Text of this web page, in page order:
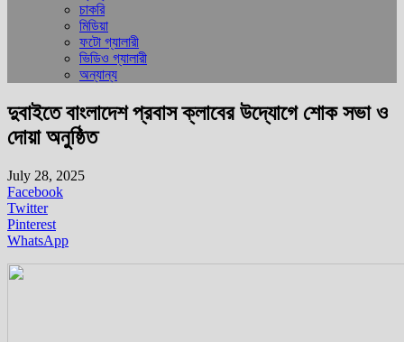
চাকরি
মিডিয়া
ফটো গ্যালারী
ভিডিও গ্যালারী
অন্যান্য
দুবাইতে বাংলাদেশ প্রবাস ক্লাবের উদ্যোগে শোক সভা ও
দোয়া অনুষ্ঠিত
July 28, 2025
Facebook
Twitter
Pinterest
WhatsApp